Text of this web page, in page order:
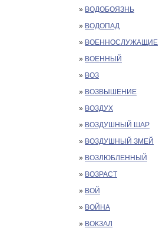
» ВОДОБОЯЗНЬ
» ВОДОПАД
» ВОЕННОСЛУЖАЩИЕ
» ВОЕННЫЙ
» ВОЗ
» ВОЗВЫШЕНИЕ
» ВОЗДУХ
» ВОЗДУШНЫЙ ШАР
» ВОЗДУШНЫЙ ЗМЕЙ
» ВОЗЛЮБЛЕННЫЙ
» ВОЗРАСТ
» ВОЙ
» ВОЙНА
» ВОКЗАЛ